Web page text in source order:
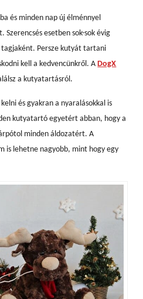
és minden nap új élménnyel
esetben sok-sok évig
tagjaként. Persze kutyát tartani
kell a kedvencünkről. A DogX
a kutyatartásról.
és gyakran a nyaralásokkal is
kutyatartó egyetért abban, hogy a
minden áldozatért. A
is lehetne nagyobb, mint hogy egy